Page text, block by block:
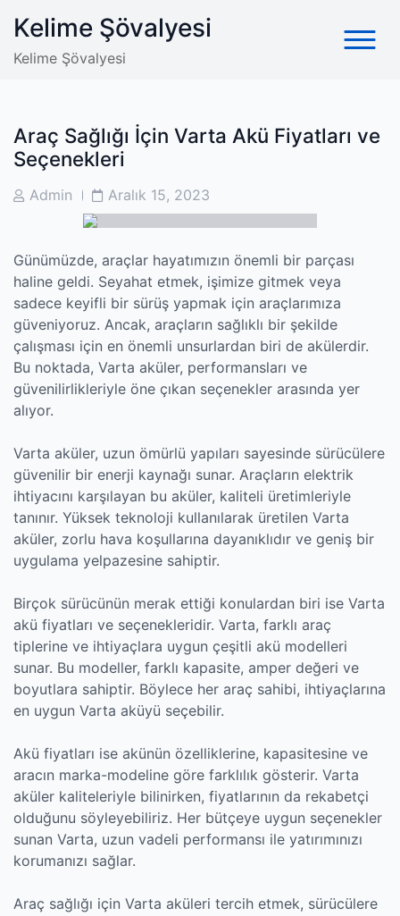
content
Kelime Şövalyesi
Kelime Şövalyesi
Araç Sağlığı İçin Varta Akü Fiyatları ve
Seçenekleri
PostAdmin
Post
Date
Aralık 15, 2023
Günümüzde, araçlar hayatımızın önemli bir parçası
haline geldi. Seyahat etmek, işimize gitmek veya
sadece keyifli bir sürüş yapmak için araçlarımıza
güveniyoruz. Ancak, araçların sağlıklı bir şekilde
çalışması için en önemli unsurlardan biri de akülerdir.
Bu noktada, Varta aküler, performansları ve
güvenilirlikleriyle öne çıkan seçenekler arasında yer
alıyor.
Varta aküler, uzun ömürlü yapıları sayesinde sürücülere
güvenilir bir enerji kaynağı sunar. Araçların elektrik
ihtiyacını karşılayan bu aküler, kaliteli üretimleriyle
tanınır. Yüksek teknoloji kullanılarak üretilen Varta
aküler, zorlu hava koşullarına dayanıklıdır ve geniş bir
uygulama yelpazesine sahiptir.
Birçok sürücünün merak ettiği konulardan biri ise Varta
akü fiyatları ve seçenekleridir. Varta, farklı araç
tiplerine ve ihtiyaçlara uygun çeşitli akü modelleri
sunar. Bu modeller, farklı kapasite, amper değeri ve
boyutlara sahiptir. Böylece her araç sahibi, ihtiyaçlarına
en uygun Varta aküyü seçebilir.
Akü fiyatları ise akünün özelliklerine, kapasitesine ve
aracın marka-modeline göre farklılık gösterir. Varta
aküler kaliteleriyle bilinirken, fiyatlarının da rekabetçi
olduğunu söyleyebiliriz. Her bütçeye uygun seçenekler
sunan Varta, uzun vadeli performansı ile yatırımınızı
korumanızı sağlar.
Araç sağlığı için Varta aküleri tercih etmek, sürücülere